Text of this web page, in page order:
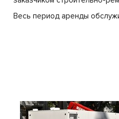
Весь период аренды